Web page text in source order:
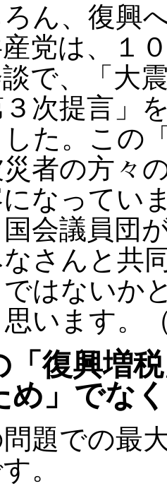
ん、復興
産党は、１
で、「大
次提言」
た。この
者の方々
なってい
会議員団
さんと共
はないか
います。
「復興増
め」でな
題での最
。